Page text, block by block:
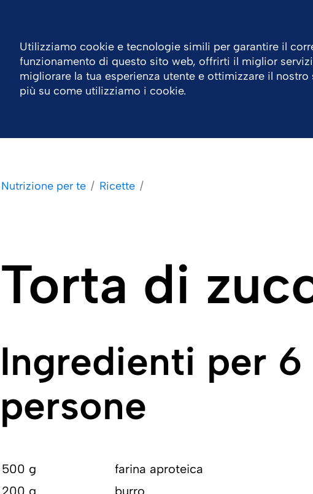
Azienda Aree Terapeutiche Prodotti Lavora
Nutrizione per te Ricette
Torta di
Ingredienti per 6
persone
500 g
farina aproteica
200 g
burro
Utilizziamo cookie e tecnologie simili per garantire il
funzionamento di questo sito web, offrirti il miglior
migliorare la tua esperienza utente e ottimizzare il
più su come utilizziamo i cookie.